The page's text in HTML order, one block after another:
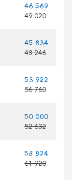
46 569
49 020
45 834
48 246
53 922
56 760
50 000
52 632
58 824
61 920